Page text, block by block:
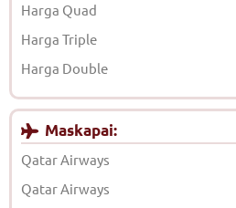
Harga Quad
Harga Triple
Harga Double
Maskapai:
Qatar Airways
Qatar Airways